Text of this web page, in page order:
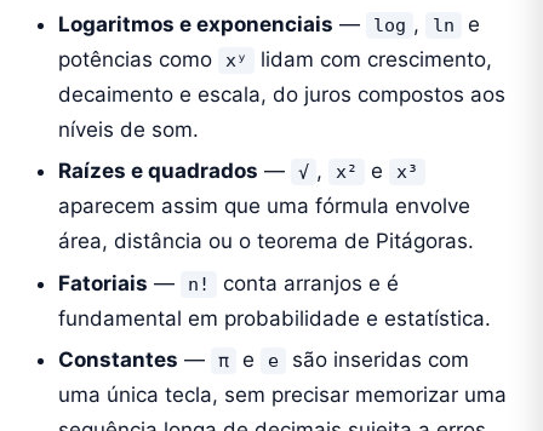
Logaritmos e exponenciais — log , ln
e
potências como
xʸ
lidam com crescimento,
decaimento e escala, do juros compostos aos
níveis de som.
Raízes e quadrados — √ , x² e x³
aparecem assim que uma fórmula envolve
área, distância ou o teorema de Pitágoras.
Fatoriais — n!
conta arranjos e é
fundamental em probabilidade e estatística.
Constantes — π e e
são inseridas com
uma única tecla, sem precisar memorizar uma